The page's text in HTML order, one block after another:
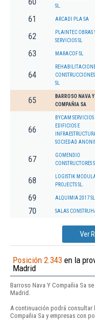
SL.
61 ARCADI PLA SA
62
PLAINTEC OBRAS
SERVICIOS SL
63 MARACOF SL
64
SL
65
BARROSO NAVA Y
COMPAÑIA SA
66
BYCAM SERVICIOS
EDIFICIOS E
SOCIEDAD
67
GOMENDIO
CONSTRUCTORES
68
LOGISTIK
PROJECTS SL.
69 ALQUIMIA 2017 SL.
70 SALAS
Ver
Posición 2.343 en la
Madrid
Barroso Nava Y Compañia Sa
Madrid.
A continuación podrá consultar
Compañia Sa y empresas con